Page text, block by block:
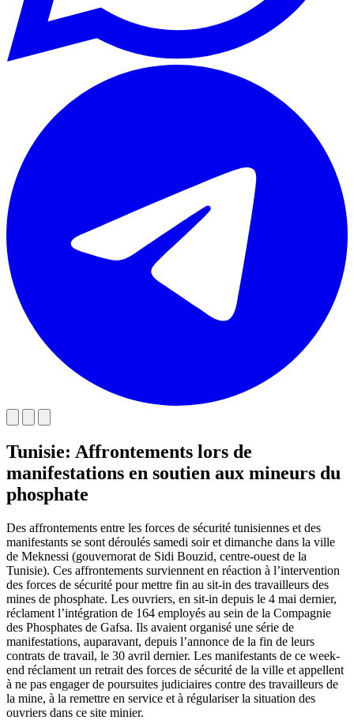
Tunisie: Affrontements lors de
manifestations en soutien aux mineurs du
phosphate
Des affrontements entre les forces de sécurité tunisiennes et des
manifestants se sont déroulés samedi soir et dimanche dans la ville
de Meknessi (gouvernorat de Sidi Bouzid, centre-ouest de la
Tunisie). Ces affrontements surviennent en réaction à l’intervention
des forces de sécurité pour mettre fin au sit-in des travailleurs des
mines de phosphate. Les ouvriers, en sit-in depuis le 4 mai dernier,
réclament l’intégration de 164 employés au sein de la Compagnie
des Phosphates de Gafsa. Ils avaient organisé une série de
manifestations, auparavant, depuis l’annonce de la fin de leurs
contrats de travail, le 30 avril dernier. Les manifestants de ce week-
end réclament un retrait des forces de sécurité de la ville et appellent
à ne pas engager de poursuites judiciaires contre des travailleurs de
la mine, à la remettre en service et à régulariser la situation des
ouvriers dans ce site minier.